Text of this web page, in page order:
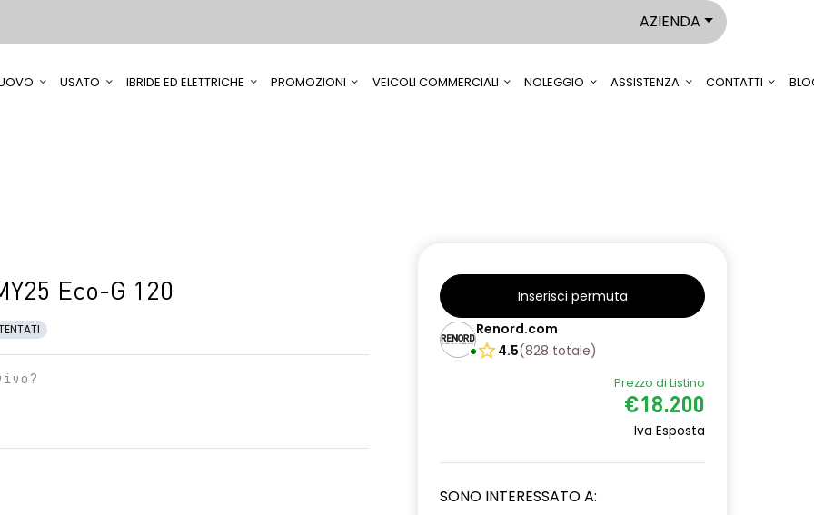
AZIENDA
USATO IBRIDE ED ELETTRICHE PROMOZIONI VEICOLI COMMERCIALI NOLEGGIO ASSISTENZA CONTATTI
Eco-G 120
Inserisci permuta
Renord.com
4.5(828 totale)
Prezzo di Listino
€18.200
Iva Esposta
SONO INTERESSATO A: